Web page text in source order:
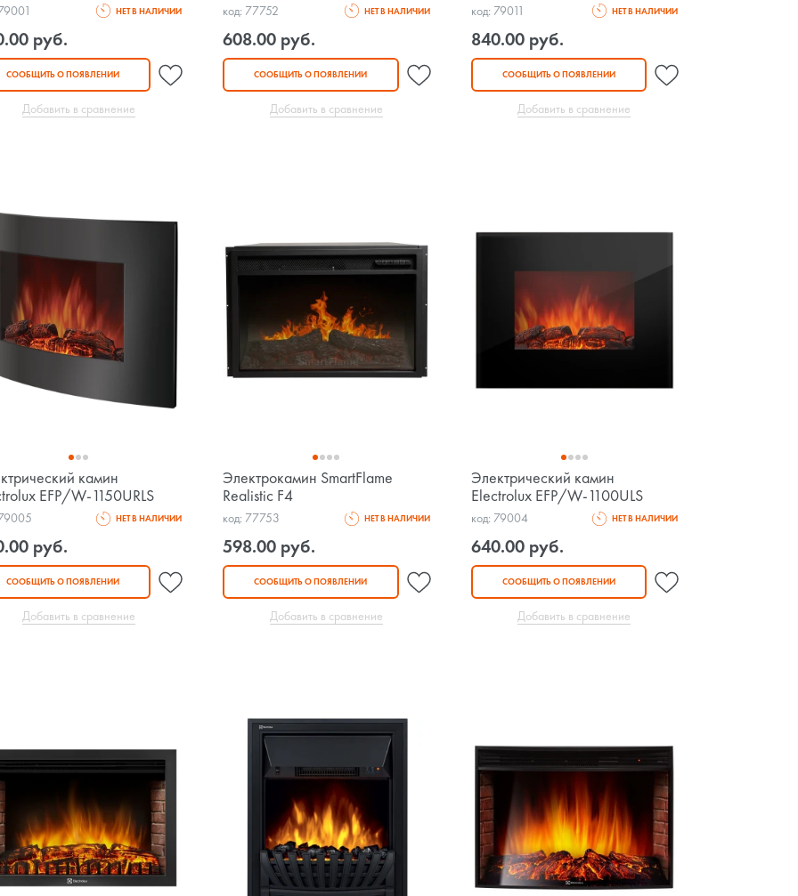
НЕТ В НАЛИЧИИ
руб.
СООБЩИТЬ О ПОЯВЛЕНИИ
Добавить в сравнение
код: 77752 НЕТ В НАЛИЧИИ
608.00 руб.
СООБЩИТЬ О ПОЯВЛЕНИИ
Добавить в сравнение
код: 79011 НЕТ В НАЛИЧИИ
840.00 руб.
СООБЩИТЬ О ПОЯВЛЕНИИ
Добавить в сравнение
камин
EFP/W-1150URLS
НЕТ В НАЛИЧИИ
руб.
СООБЩИТЬ О ПОЯВЛЕНИИ
Добавить в сравнение
Электрокамин SmartFlame
Realistic F4
код: 77753 НЕТ В НАЛИЧИИ
598.00 руб.
СООБЩИТЬ О ПОЯВЛЕНИИ
Добавить в сравнение
Электрический камин
Electrolux EFP/W-1100ULS
код: 79004 НЕТ В НАЛИЧИИ
640.00 руб.
СООБЩИТЬ О ПОЯВЛЕНИИ
Добавить в сравнение